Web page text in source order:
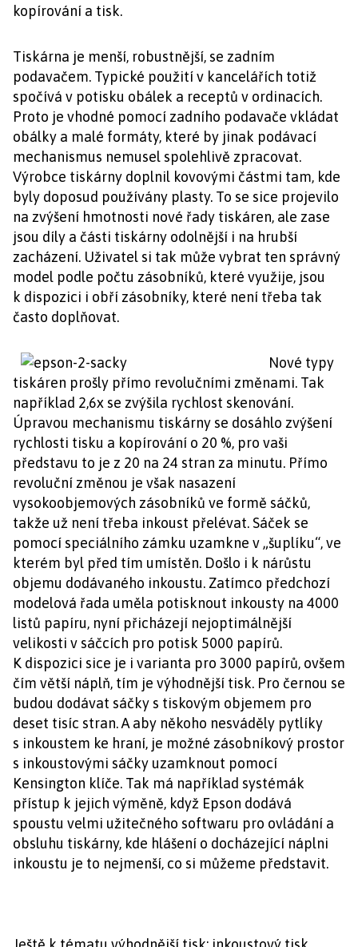
kopírování a tisk.
Tiskárna je menší, robustnější, se zadním
podavačem. Typické použití v kancelářích totiž
spočívá v potisku obálek a receptů v ordinacích.
Proto je vhodné pomocí zadního podavače vkládat
obálky a malé formáty, které by jinak podávací
mechanismus nemusel spolehlivě zpracovat.
Výrobce tiskárny doplnil kovovými částmi tam, kde
byly doposud používány plasty. To se sice projevilo
na zvýšení hmotnosti nové řady tiskáren, ale zase
jsou díly a části tiskárny odolnější i na hrubší
zacházení. Uživatel si tak může vybrat ten správný
model podle počtu zásobníků, které využije, jsou
k dispozici i obří zásobníky, které není třeba tak
často doplňovat.
Nové typy
tiskáren prošly přímo revolučními změnami. Tak
například 2,6x se zvýšila rychlost skenování.
Úpravou mechanismu tiskárny se dosáhlo zvýšení
rychlosti tisku a kopírování o 20 %, pro vaši
představu to je z 20 na 24 stran za minutu. Přímo
revoluční změnou je však nasazení
vysokoobjemových zásobníků ve formě sáčků,
takže už není třeba inkoust přelévat. Sáček se
pomocí speciálního zámku uzamkne v „šuplíku“, ve
kterém byl před tím umístěn. Došlo i k nárůstu
objemu dodávaného inkoustu. Zatímco předchozí
modelová řada uměla potisknout inkousty na 4000
listů papíru, nyní přicházejí nejoptimálnější
velikosti v sáčcích pro potisk 5000 papírů.
K dispozici sice je i varianta pro 3000 papírů, ovšem
čím větší náplň, tím je výhodnější tisk. Pro černou se
budou dodávat sáčky s tiskovým objemem pro
deset tisíc stran. A aby někoho nesváděly pytlíky
s inkoustem ke hraní, je možné zásobníkový prostor
s inkoustovými sáčky uzamknout pomocí
Kensington klíče. Tak má například systémák
přístup k jejich výměně, když Epson dodává
spoustu velmi užitečného softwaru pro ovládání a
obsluhu tiskárny, kde hlášení o docházející náplni
inkoustu je to nejmenší, co si můžeme představit.